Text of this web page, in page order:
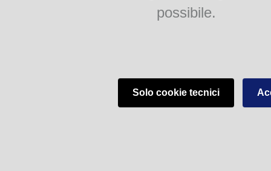
possibile.
Solo cookie tecnici